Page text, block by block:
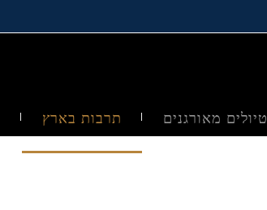
טיולים מאורגנים תרבות בארץ